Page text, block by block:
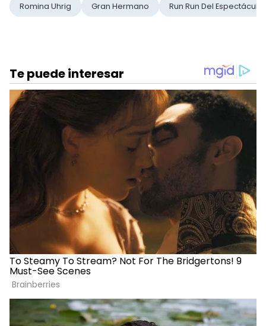
Romina Uhrig Gran Hermano Run Run Del Espectáculo